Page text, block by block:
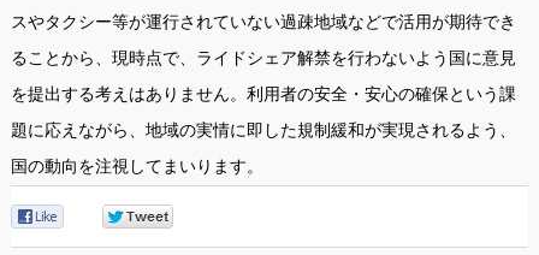
スやタクシー等が運行されていない過疎地域などで活用が期待でき
ることから、現時点で、ライドシェア解禁を行わないよう国に意見
を提出する考えはありません。利用者の安全・安心の確保という課
題に応えながら、地域の実情に即した規制緩和が実現されるよう、
国の動向を注視してまいります。